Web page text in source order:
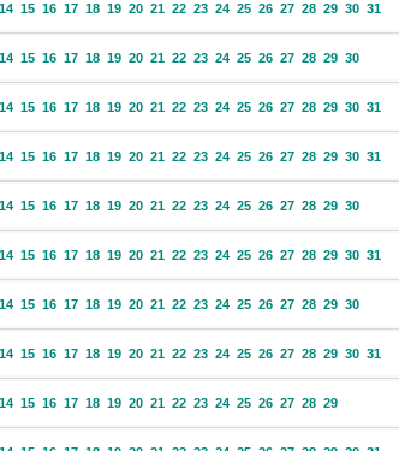
14 15 16 17 18 19 20 21 22 23 24 25 26 27 28 29 30 31
14 15 16 17 18 19 20 21 22 23 24 25 26 27 28 29 30
14 15 16 17 18 19 20 21 22 23 24 25 26 27 28 29 30 31
14 15 16 17 18 19 20 21 22 23 24 25 26 27 28 29 30 31
14 15 16 17 18 19 20 21 22 23 24 25 26 27 28 29 30
14 15 16 17 18 19 20 21 22 23 24 25 26 27 28 29 30 31
14 15 16 17 18 19 20 21 22 23 24 25 26 27 28 29 30
14 15 16 17 18 19 20 21 22 23 24 25 26 27 28 29 30 31
14 15 16 17 18 19 20 21 22 23 24 25 26 27 28 29